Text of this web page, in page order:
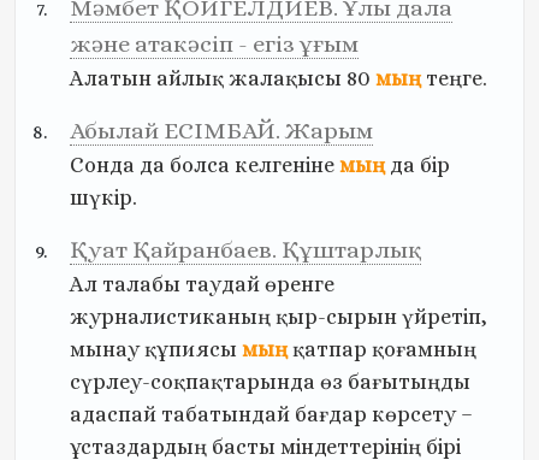
Мәмбет ҚОЙГЕЛДИЕВ. Ұлы дала
және атакәсіп - егіз ұғым
Алатын айлық жалақысы 80 мың теңге.
Абылай ЕСІМБАЙ. Жарым
Сонда да болса келгеніне мың да бір
шүкір.
Қуат Қайранбаев. Құштарлық
Ал талабы таудай өренге
журналистиканың қыр-сырын үйретіп,
мынау құпиясы мың қатпар қоғамның
сүрлеу-соқпақтарында өз бағытыңды
адаспай табатындай бағдар көрсету –
ұстаздардың басты міндеттерінің бірі